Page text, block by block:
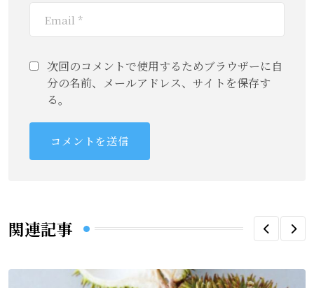
次回のコメントで使用するためブラウザーに自
分の名前、メールアドレス、サイトを保存す
る。
関連記事